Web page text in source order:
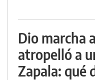
Dio marcha
atropelló a
Zapala: qué